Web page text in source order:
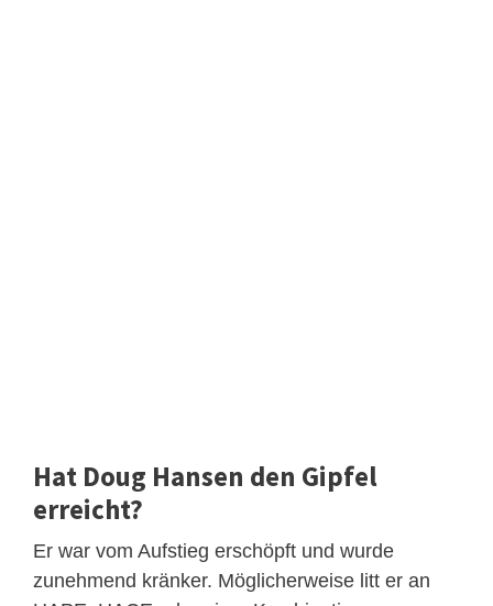
Hat Doug Hansen den Gipfel
erreicht?
Er war vom Aufstieg erschöpft und wurde
zunehmend kränker. Möglicherweise litt er an